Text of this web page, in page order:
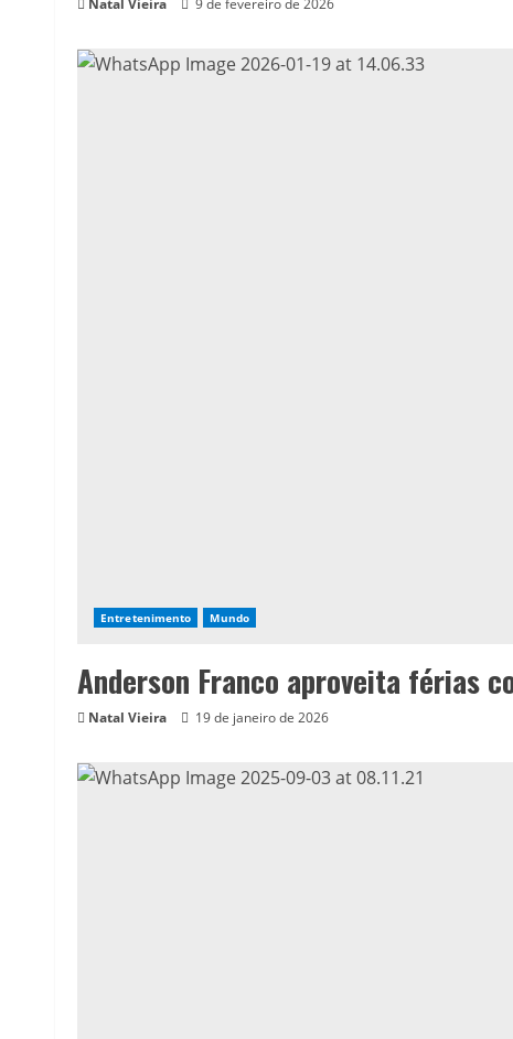
Natal Vieira 9 de fevereiro de 2026
Entretenimento Mundo
Anderson Franco aproveita férias
Natal Vieira 19 de janeiro de 2026